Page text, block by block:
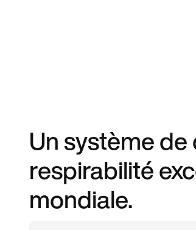
Un système
respirabilité
mondiale.